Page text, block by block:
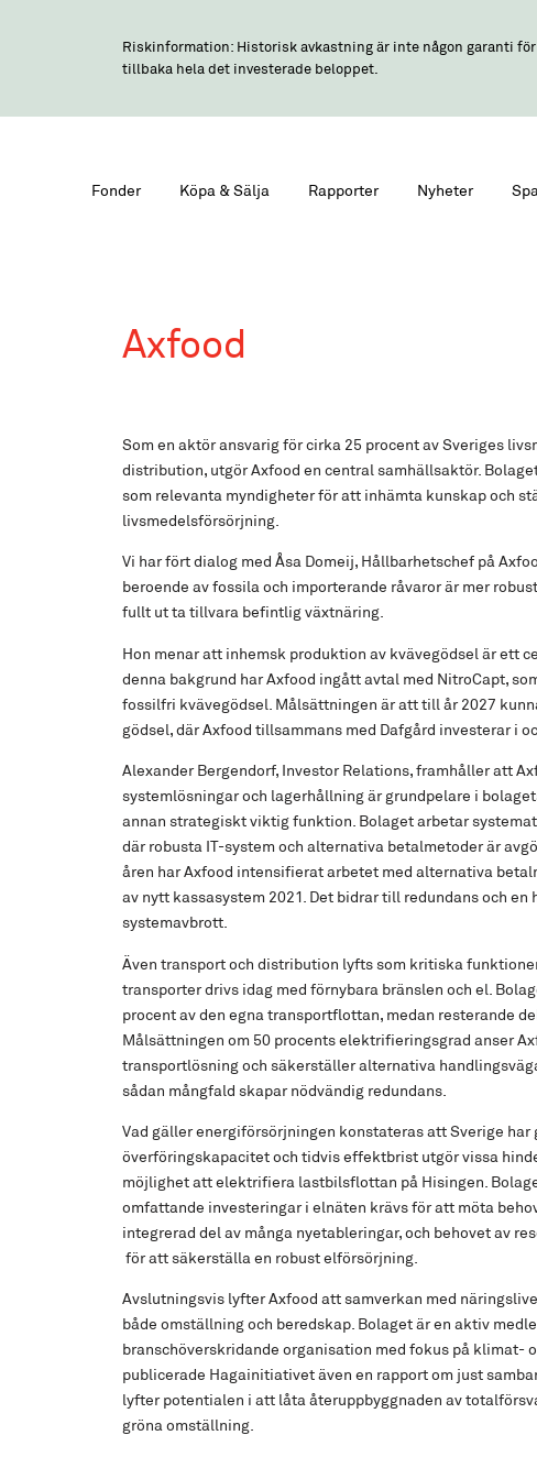
Riskinformation: Historisk avkastning är inte någon garanti
tillbaka hela det investerade beloppet.
Fonder Köpa & Sälja Rapporter Nyheter
Axfood
Som en aktör ansvarig för cirka 25 procent av Sveriges
distribution, utgör Axfood en central samhällsaktör.
som relevanta myndigheter för att inhämta kunskap och
livsmedelsförsörjning.
Vi har fört dialog med Åsa Domeij, Hållbarhetschef på
beroende av fossila och importerande råvaror är mer
fullt ut ta tillvara befintlig växtnäring.
Hon menar att inhemsk produktion av kvävegödsel är ett
denna bakgrund har Axfood ingått avtal med NitroCapt,
fossilfri kvävegödsel. Målsättningen är att till år 2027
gödsel, där Axfood tillsammans med Dafgård investerar i
Alexander Bergendorf, Investor Relations, framhåller att
systemlösningar och lagerhållning är grundpelare i
annan strategiskt viktig funktion. Bolaget arbetar
där robusta IT-system och alternativa betalmetoder är
åren har Axfood intensifierat arbetet med alternativa
av nytt kassasystem 2021. Det bidrar till redundans och
systemavbrott.
Även transport och distribution lyfts som kritiska
transporter drivs idag med förnybara bränslen och el.
procent av den egna transportflottan, medan resterande
Målsättningen om 50 procents elektrifieringsgrad anser
transportlösning och säkerställer alternativa
sådan mångfald skapar nödvändig redundans.
Vad gäller energiförsörjningen konstateras att Sverige
överföringskapacitet och tidvis effektbrist utgör vissa
möjlighet att elektrifiera lastbilsflottan på Hisingen.
omfattande investeringar i elnäten krävs för att möta
integrerad del av många nyetableringar, och behovet av
för att säkerställa en robust elförsörjning.
Avslutningsvis lyfter Axfood att samverkan med
både omställning och beredskap. Bolaget är en aktiv
branschöverskridande organisation med fokus på klimat-
publicerade Hagainitiativet även en rapport om just
lyfter potentialen i att låta återuppbyggnaden av
gröna omställning.